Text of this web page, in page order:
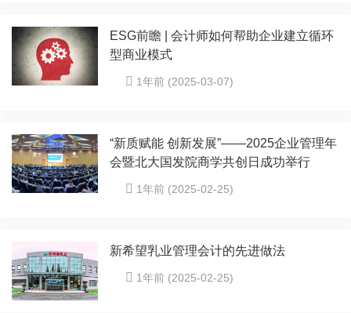
ESG前瞻 | 会计师如何帮助企业建立循环
型商业模式
1年前 (2025-03-07)
“新质赋能 创新发展”——2025企业管理年
会暨北大国发院商学共创日成功举行
1年前 (2025-02-25)
新希望乳业管理会计的先进做法
1年前 (2025-02-25)